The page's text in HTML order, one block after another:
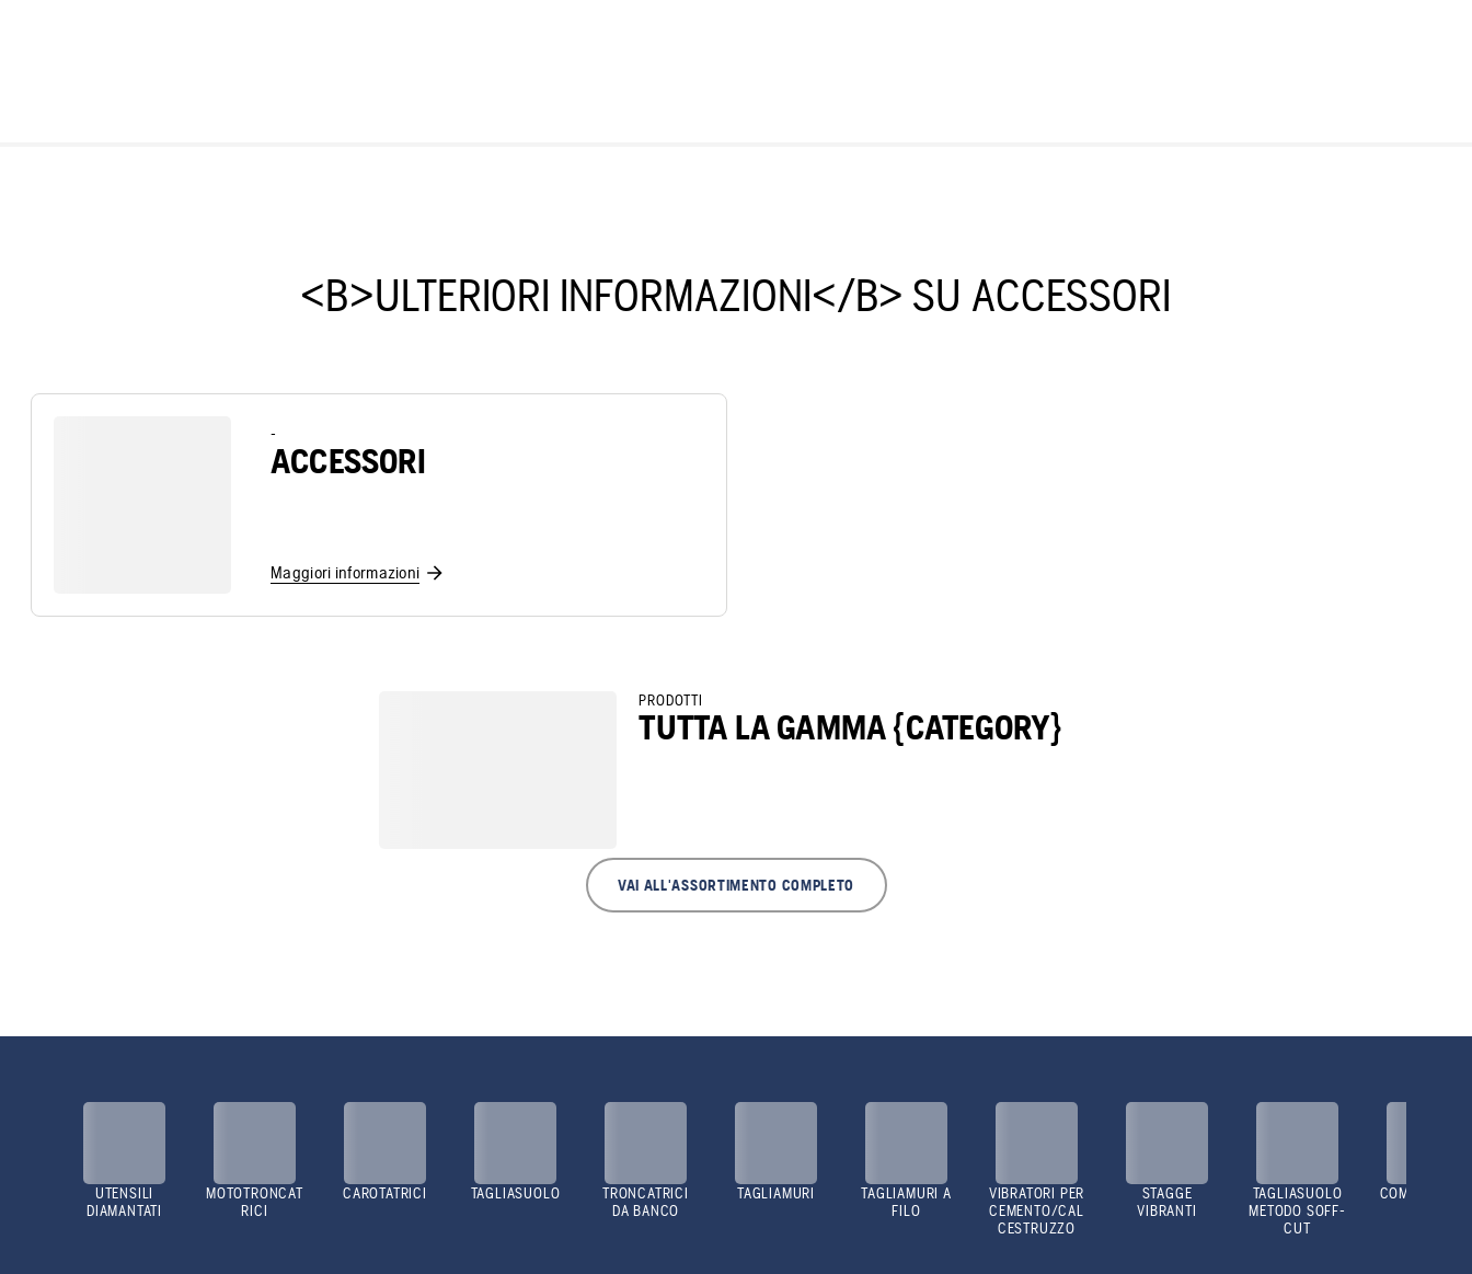
<B>ULTERIORI INFORMAZIONI</B> SU ACCESSORI
-
ACCESSORI
Maggiori informazioni
PRODOTTI
TUTTA LA GAMMA {CATEGORY}
VAI ALL'ASSORTIMENTO COMPLETO
UTENSILI
DIAMANTATI
MOTOTRONCAT
RICI
CAROTATRICI TAGLIASUOLO
TRONCATRICI
DA BANCO
TAGLIAMURI
TAGLIAMURI A
FILO
VIBRATORI PER
CEMENTO/CAL
CESTRUZZO
STAGGE
VIBRANTI
TAGLIASUOLO
METODO SOFF-
CUT